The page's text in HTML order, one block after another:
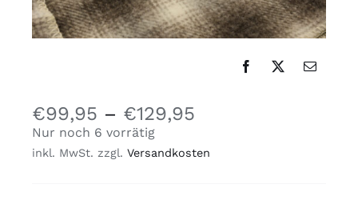
€99,95 – €129,95
Nur noch 6 vorrätig
inkl. MwSt. zzgl. Versandkosten